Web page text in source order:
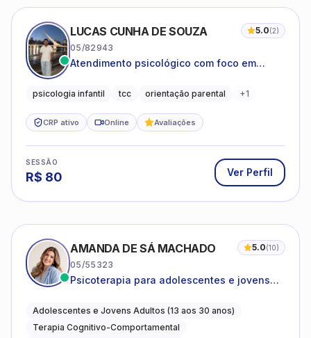
LUCAS CUNHA DE SOUZA 5.0(2)
05/82943
Atendimento psicológico com foco em
promovendo equilíbrio emocional e
psicologia infantil tcc orientação parental +1
CRP ativo Online Avaliações
SESSÃO
R$ 80 Ver Perfil
AMANDA DE SÁ MACHADO 5.0(10)
05/55323
Psicoterapia para adolescentes e jovens
autoestima, relações e orientação
profissional
Adolescentes e Jovens Adultos (13 aos 30 anos)
Terapia Cognitivo-Comportamental